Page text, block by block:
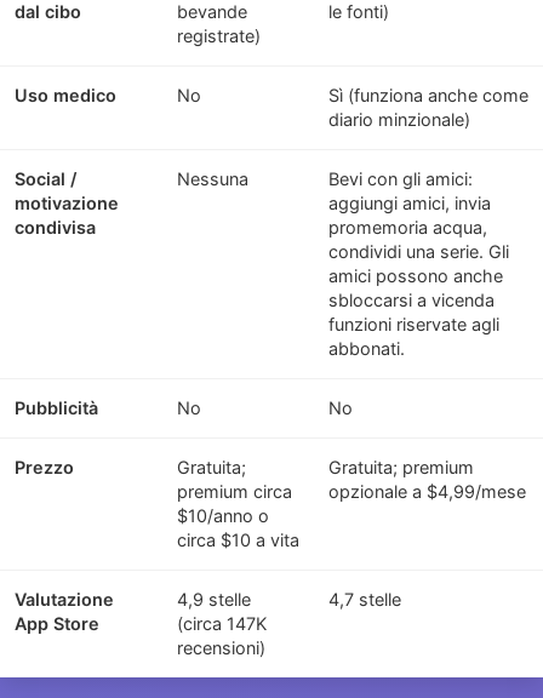
dal cibo
bevande
registrate)
le fonti)
Uso medico No
Sì (funziona anche come
diario minzionale)
Social /
motivazione
condivisa
Nessuna
Bevi con gli amici:
aggiungi amici, invia
promemoria acqua,
condividi una serie. Gli
amici possono anche
sbloccarsi a vicenda
funzioni riservate agli
abbonati.
Pubblicità No No
Prezzo
Gratuita;
premium circa
$10/anno o
circa $10 a vita
Gratuita; premium
opzionale a $4,99/mese
Valutazione
App Store
4,9 stelle
(circa 147K
recensioni)
4,7 stelle